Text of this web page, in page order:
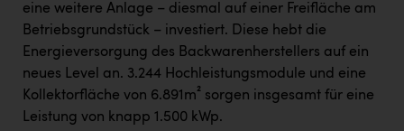
eine weitere Anlage – diesmal auf einer Freifläche am
Betriebsgrundstück – investiert. Diese hebt die
Energieversorgung des Backwarenherstellers auf ein
neues Level an. 3.244 Hochleistungsmodule und eine
Kollektorfläche von 6.891m² sorgen insgesamt für eine
Leistung von knapp 1.500 kWp.